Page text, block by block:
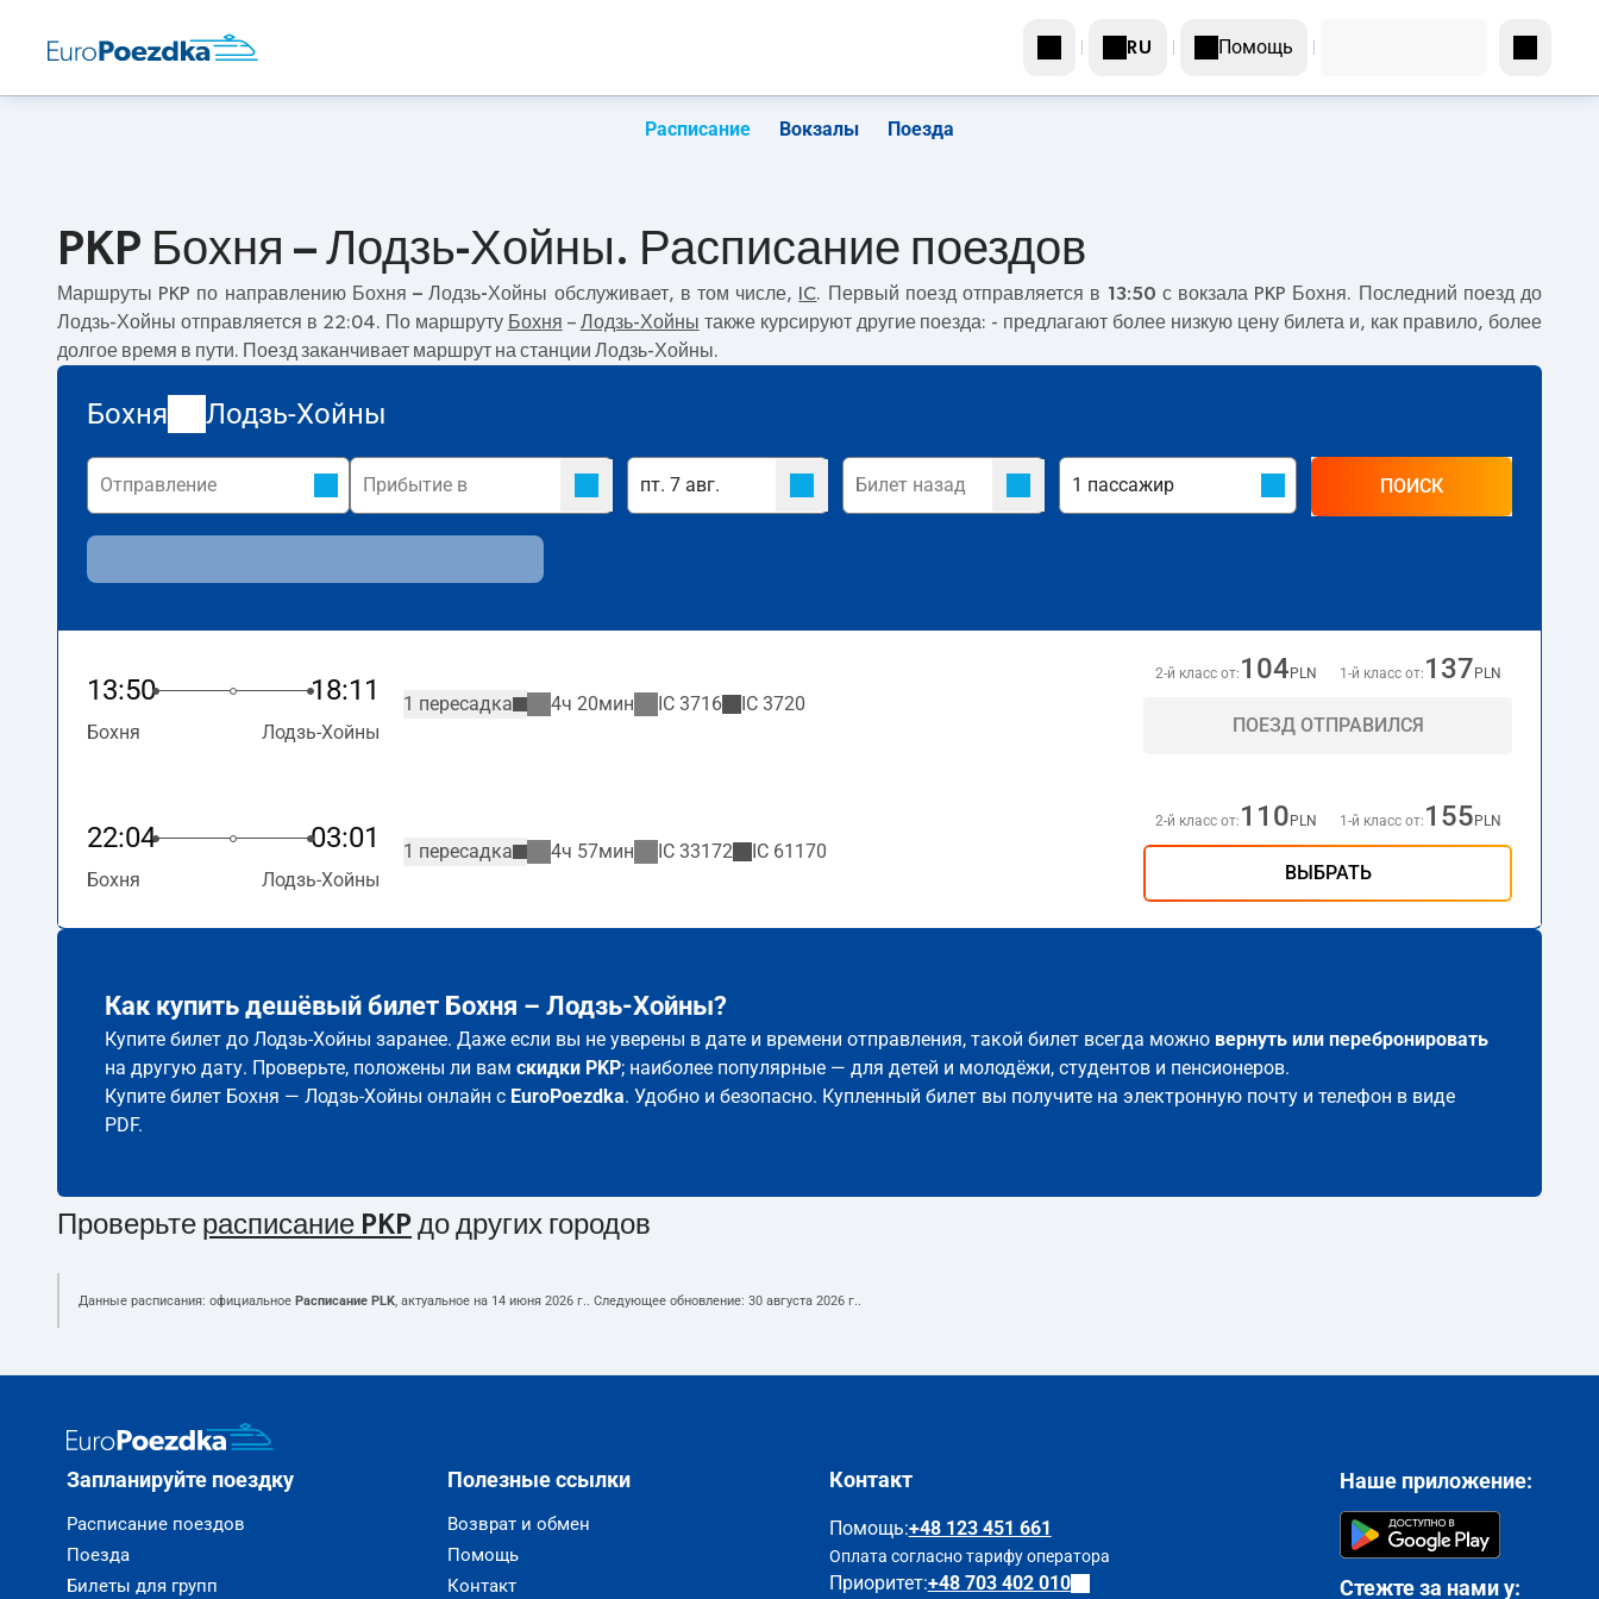
RU Помощь
Расписание Вокзалы Поезда
PKP Бохня – Лодзь-Хойны. Расписание поездов
Маршруты PKP по направлению Бохня – Лодзь-Хойны обслуживает, в том числе, IC. Первый поезд отправляется в 13:50 с вокзала PKP Бохня. Последний поезд до
Лодзь-Хойны отправляется в 22:04. По маршруту Бохня – Лодзь-Хойны также курсируют другие поезда: - предлагают более низкую цену билета и, как правило, более
долгое время в пути. Поезд заканчивает маршрут на станции Лодзь-Хойны.
Бохня Лодзь-Хойны
ПОИСК
13:50 18:11
Бохня Лодзь-Хойны
1 пересадка 4ч 20мин IC 3716 IC 3720
2-й класс от: 104 PLN 1-й класс от: 137 PLN
ПОЕЗД ОТПРАВИЛСЯ
22:04 03:01
Бохня Лодзь-Хойны
1 пересадка 4ч 57мин IC 33172 IC 61170
2-й класс от: 110 PLN 1-й класс от: 155 PLN
ВЫБРАТЬ
Как купить дешёвый билет Бохня – Лодзь-Хойны?
Купите билет до Лодзь-Хойны заранее. Даже если вы не уверены в дате и времени отправления, такой билет всегда можно вернуть или перебронировать
на другую дату. Проверьте, положены ли вам скидки PKP; наиболее популярные — для детей и молодёжи, студентов и пенсионеров.
Купите билет Бохня — Лодзь-Хойны онлайн с EuroPoezdka. Удобно и безопасно. Купленный билет вы получите на электронную почту и телефон в виде
PDF.
Проверьте расписание PKP до других городов
Данные расписания: официальное Расписание PLK, актуальное на 14 июня 2026 г.. Следующее обновление: 30 августа 2026 г..
Запланируйте поездку
Расписание поездов
Поезда
Билеты для групп
Полезные ссылки
Возврат и обмен
Помощь
Контакт
Контакт
Помощь:+48 123 451 661
Оплата согласно тарифу оператора
Приоритет:+48 703 402 010
Наше приложение:
Стежте за нами у: